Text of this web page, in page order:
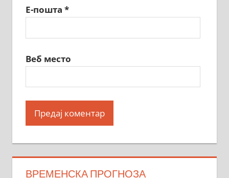
Е-пошта *
Веб место
ВРЕМЕНСКА ПРОГНОЗА